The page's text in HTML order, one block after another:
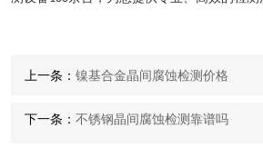
上一条： 镍基合金晶间腐蚀检测价格
下一条： 不锈钢晶间腐蚀检测靠谱吗